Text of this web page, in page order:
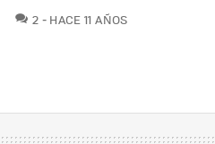
2 COMENTARIOS
HACE 11 AÑOS